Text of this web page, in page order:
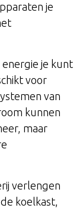
je
je kunt
voor
van
kunnen
maar
verlengen
koelkast,